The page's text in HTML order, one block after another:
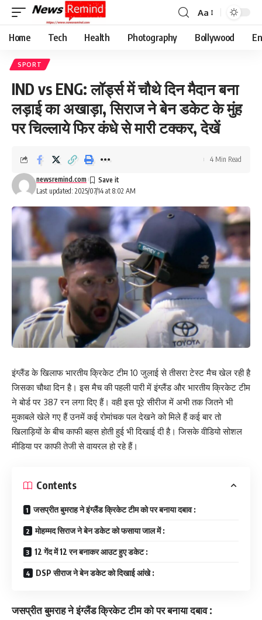
Font
Resizer
Aa
Home Tech Health Photography Bollywood
SPORT
IND vs ENG: लॉर्ड्स में चौथे दिन मैदान बना
लड़ाई का अखाड़ा, सिराज ने बेन डकेट के मुंह
पर चिल्लाये फिर कंधे से मारी टक्कर, देखें
Last updated: 2025/07/14 at 8:02 AM
newsremind.com
4 Min Read
इंग्लैंड के खिलाफ भारतीय क्रिकेट टीम 10 जुलाई से तीसरा टेस्ट मैच खेल रही है
जिसका चौथा दिन है। इस मैच की पहली पारी में इंग्लैंड और भारतीय क्रिकेट टीम
ने बोर्ड पर 387 रन लगा दिए हैं। वही इस पूरे सीरीज में अभी तक जितने भी
मुकाबले खेले गए हैं उनमें कई रोमांचक पल देखने को मिले हैं कई बार तो
खिलाड़ियों के बीच काफी बहस होती हुई भी दिखाई दी है। जिसके वीडियो सोशल
मीडिया पर काफी तेजी से वायरल हो रहे हैं।
Contents
जसप्रीत बुमराह ने इंग्लैंड क्रिकेट टीम को पर बनाया दबाव :
मोहम्मद सिराज ने बेन डकेट को फसाया जाल में :
12 गेंद में 12 रन बनाकर आउट हुए डकेट :
DSP सीराज ने बेन डकेट को दिखाई आंखे :
जसप्रीत बुमराह ने इंग्लैंड क्रिकेट टीम को पर बनाया दबाव :